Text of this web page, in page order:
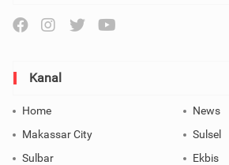
Kanal
Home
News
Makassar City
Sulsel
Sulbar
Ekbis